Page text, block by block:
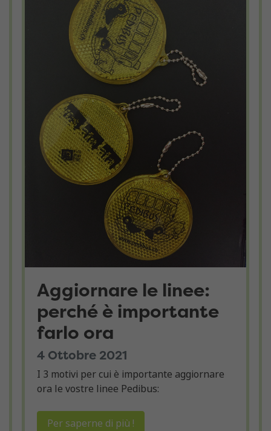
Aggiornare le linee:
perché è importante
farlo ora
4 Ottobre 2021
I 3 motivi per cui è importante aggiornare
ora le vostre linee Pedibus:
Per saperne di più !